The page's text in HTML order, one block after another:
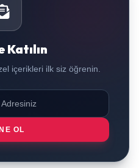
Katılın
içerikleri ilk siz öğrenin.
OL